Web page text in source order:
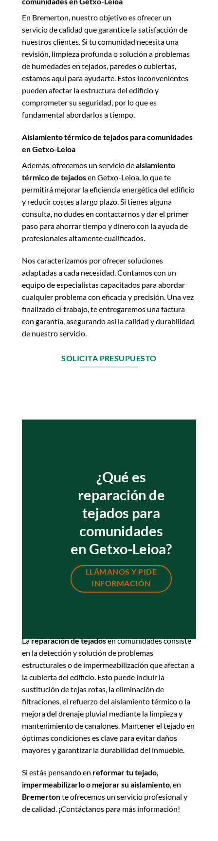
En Bremerton, nuestro objetivo es ofrecer un
servicio de calidad que garantice la satisfacción de
nuestros clientes. Si tu comunidad necesita una
revisión, limpieza profunda o solución a problemas
de humedades en tejados, paredes o cubiertas,
estamos aquí para ayudarte. Estos inconvenientes
pueden afectar la estructura del edificio y
comprometer su seguridad, por lo que es
fundamental abordarlos a tiempo.
Aislamiento térmico de tejados para comunidades
en Getxo-Leioa
Además, ofrecemos un servicio deaislamiento
térmico de tejadosen Getxo-Leioa, lo que te
permitirá mejorar la eficiencia energética del edificio
y reducir costes a largo plazo. Si tienes alguna
consulta, no dudes en contactarnos y dar el primer
paso para ahorrar tiempo y dinero con la ayuda de
profesionales altamente cualificados.
Nos caracterizamos por ofrecer soluciones
adaptadas a cada necesidad. Contamos con un
equipo de especialistas capacitados para abordar
cualquier problema con eficacia y precisión. Una vez
finalizado el trabajo, te entregaremos una factura
con garantía, asegurando así la calidad y durabilidad
de nuestro servicio.
SOLICITA PRESUPUESTO
¿Qué es
reparación de
tejados para
comunidades
en Getxo-Leioa?
LLÁMANOS Y PIDE
INFORMACIÓN
Lareparación de tejadosen comunidades consiste
en la detección y solución de problemas
estructurales o de impermeabilización que afectan a
la cubierta del edificio. Esto puede incluir la
sustitución de tejas rotas, la eliminación de
filtraciones, el refuerzo del aislamiento térmico o la
mejora del drenaje pluvial mediante la limpieza y
mantenimiento de canalones. Mantener el tejado en
óptimas condiciones es clave para evitar daños
mayores y garantizar la durabilidad del inmueble.
Si estás pensando en reformar tu tejado,
impermeabilizarlo o mejorar su aislamiento , en
Bremertonte ofrecemos un servicio profesional y
de calidad. ¡Contáctanos para más información!